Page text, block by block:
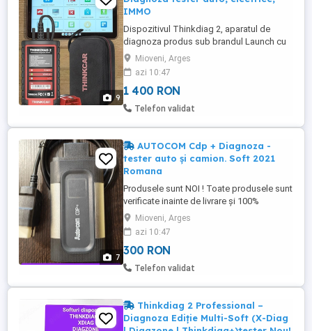
9
IMMO
Dispozitivul Thinkdiag 2, aparatul de
diagnoza produs sub brandul Launch cu
activare pe serverul Xdiag V7 oferă o
diagnosticare profesionala la cel mai înalt
nivel! Împreună cu abonament anual de 1
an ce include autoturisme cu motor
termic, autoturosme hibride și full
Mioveni, Arges
azi 10:47
1 400 RON
Telefon validat
7
AUTOCOM Cdp + Diagnoza -
tester auto și camion. Soft 2021
Romana
Produsele sunt NOI ! Toate produsele sunt
verificate inainte de livrare și 100%
funcționale! LIVRAREA PRIN Fan Courier -
SAU PREDARE PERSONALA OFER VIDEO
TUTORIAL CU INSTALAREA, FILMAREA
INTEGRALA A INSTALĂRII, CU EXPLICAȚII,
ÎN ROMÂNĂ. Cu ajutorul acestui video va
Mioveni, Arges
azi 10:47
300 RON
Telefon validat
Thinkdiag 2 Professional –
Diagnoza Ediție Multi-Soft (X-Diag